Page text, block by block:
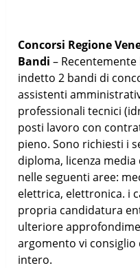
Concorsi Regione
Bandi –
indetto 2 bandi di
assistenti
professionali tecnici
posti lavoro con
pieno. Sono richiesti i
diploma, licenza
nelle seguenti aree:
elettrica, elettronica. i
propria candidatura
ulteriore
argomento vi consiglio
intero.